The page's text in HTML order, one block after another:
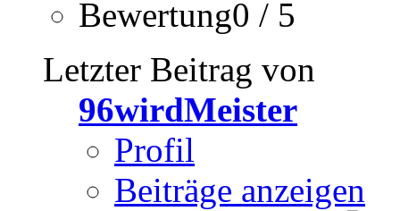
Bewertung0 / 5
Letzter Beitrag von
96wirdMeister
Profil
Beiträge anzeigen